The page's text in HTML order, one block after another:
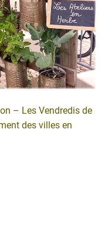
– Les Vendredis de
des villes en